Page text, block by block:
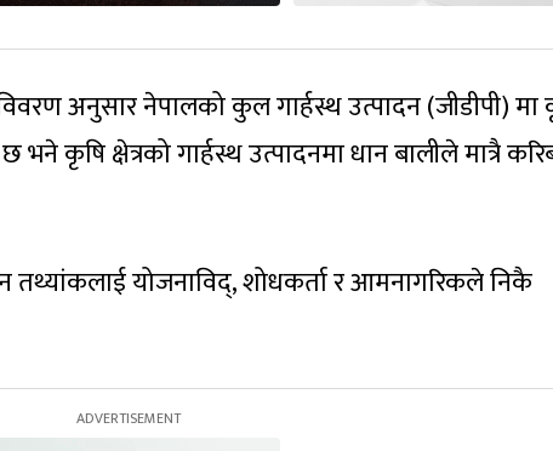
अनुसार नेपालको कुल गार्हस्थ उत्पादन (जीडीपी) मा
भने कृषि क्षेत्रको गार्हस्थ उत्पादनमा धान बालीले मात्रै
तथ्यांकलाई योजनाविद्, शोधकर्ता र आमनागरिकले निकै